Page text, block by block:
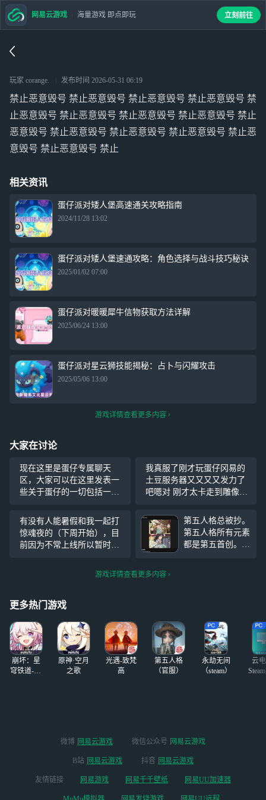
玩家 corange. 发布时间 2026-05-31 06:19
禁止恶意毁号 禁止恶意毁号 禁止恶意毁号 禁止恶意毁号 禁
止恶意毁号 禁止恶意毁号 禁止恶意毁号 禁止恶意毁号 禁止
恶意毁号 禁止恶意毁号 禁止恶意毁号 禁止恶意毁号 禁止恶
意毁号 禁止恶意毁号 禁止
相关资讯
蛋仔派对矮人堡高速通关攻略指南
2024/11/28 13:02
蛋仔派对矮人堡速通攻略：角色选择与战斗技巧秘诀
2025/01/02 07:00
蛋仔派对暖暖犀牛信物获取方法详解
2025/06/24 13:00
蛋仔派对星云狮技能揭秘：占卜与闪耀攻击
2025/05/06 13:00
游戏详情查看更多内容
大家在讨论
现在这里是蛋仔专属聊天
区，大家可以在这里发表一
些关于蛋仔的一切包括一些
相讨论，如果想加我好友的
话，看我名字就行。另外我
是真的想快速升级，真的没
人能关注一下我嘛，看到的
我真服了刚才玩蛋仔冈易的
土豆服务器又又又又发力了
吧嗯对 刚才太卡走到雕像那
能（附近一个人也没有），
卡了一下，然后雷放出了，
一个人主动在我把雷放出去
后走过来电自己，然后就生
有没有人能暑假和我一起打
惊魂夜的（下周开始），目
前因为不常上线所以暂时只
点，追捕喜欢玩影爪。偶尔
的ID。
第五人格总被抄。
第五人格所有元素
都是第五首创。世
游戏详情查看更多内容
更多热门游戏
崩坏：星
穹铁道-4.4
原神·空月
之歌
光遇-致梵
高
第五人格
（官服）
永劫无间
（steam）
云
网易云游戏 海量游戏 即点即玩 立刻前往
微博 网易云游戏 微信公众号 网易云游戏
B站 网易云游戏 抖音 网易云游戏
友情链接 网易游戏 网易千千壁纸 网易UU加速器